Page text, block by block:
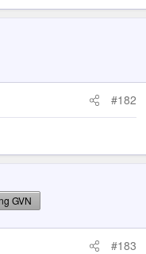
#182
GVN
#183